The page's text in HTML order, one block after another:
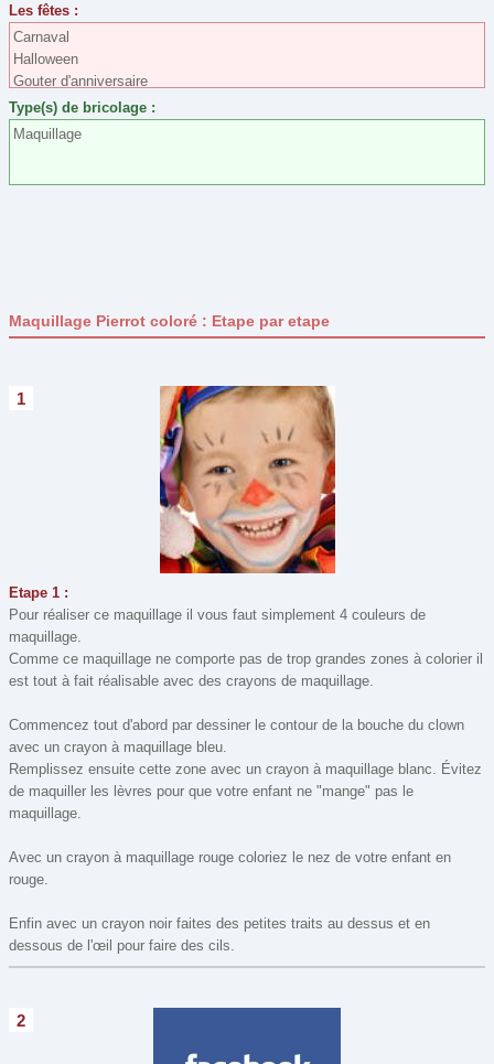
Pâques(29)
Pour son bureau
St Nicolas(7)
Construction
Peinture
Perles
Perles à repasser(19)
Window Color(3)
Maquillage bleu
Les fêtes :
Carnaval
Halloween
Gouter d'anniversaire
Type(s) de bricolage :
Maquillage
Maquillage Pierrot coloré : Etape par etape
1
Etape 1 :
Pour réaliser ce maquillage il vous faut simplement 4 couleurs de
maquillage.
Comme ce maquillage ne comporte pas de trop grandes zones à colorier il
est tout à fait réalisable avec des crayons de maquillage.
Commencez tout d'abord par dessiner le contour de la bouche du clown
avec un crayon à maquillage bleu.
Remplissez ensuite cette zone avec un crayon à maquillage blanc. Évitez
de maquiller les lèvres pour que votre enfant ne "mange" pas le
maquillage.
Avec un crayon à maquillage rouge coloriez le nez de votre enfant en
rouge.
Enfin avec un crayon noir faites des petites traits au dessus et en
dessous de l'œil pour faire des cils.
2